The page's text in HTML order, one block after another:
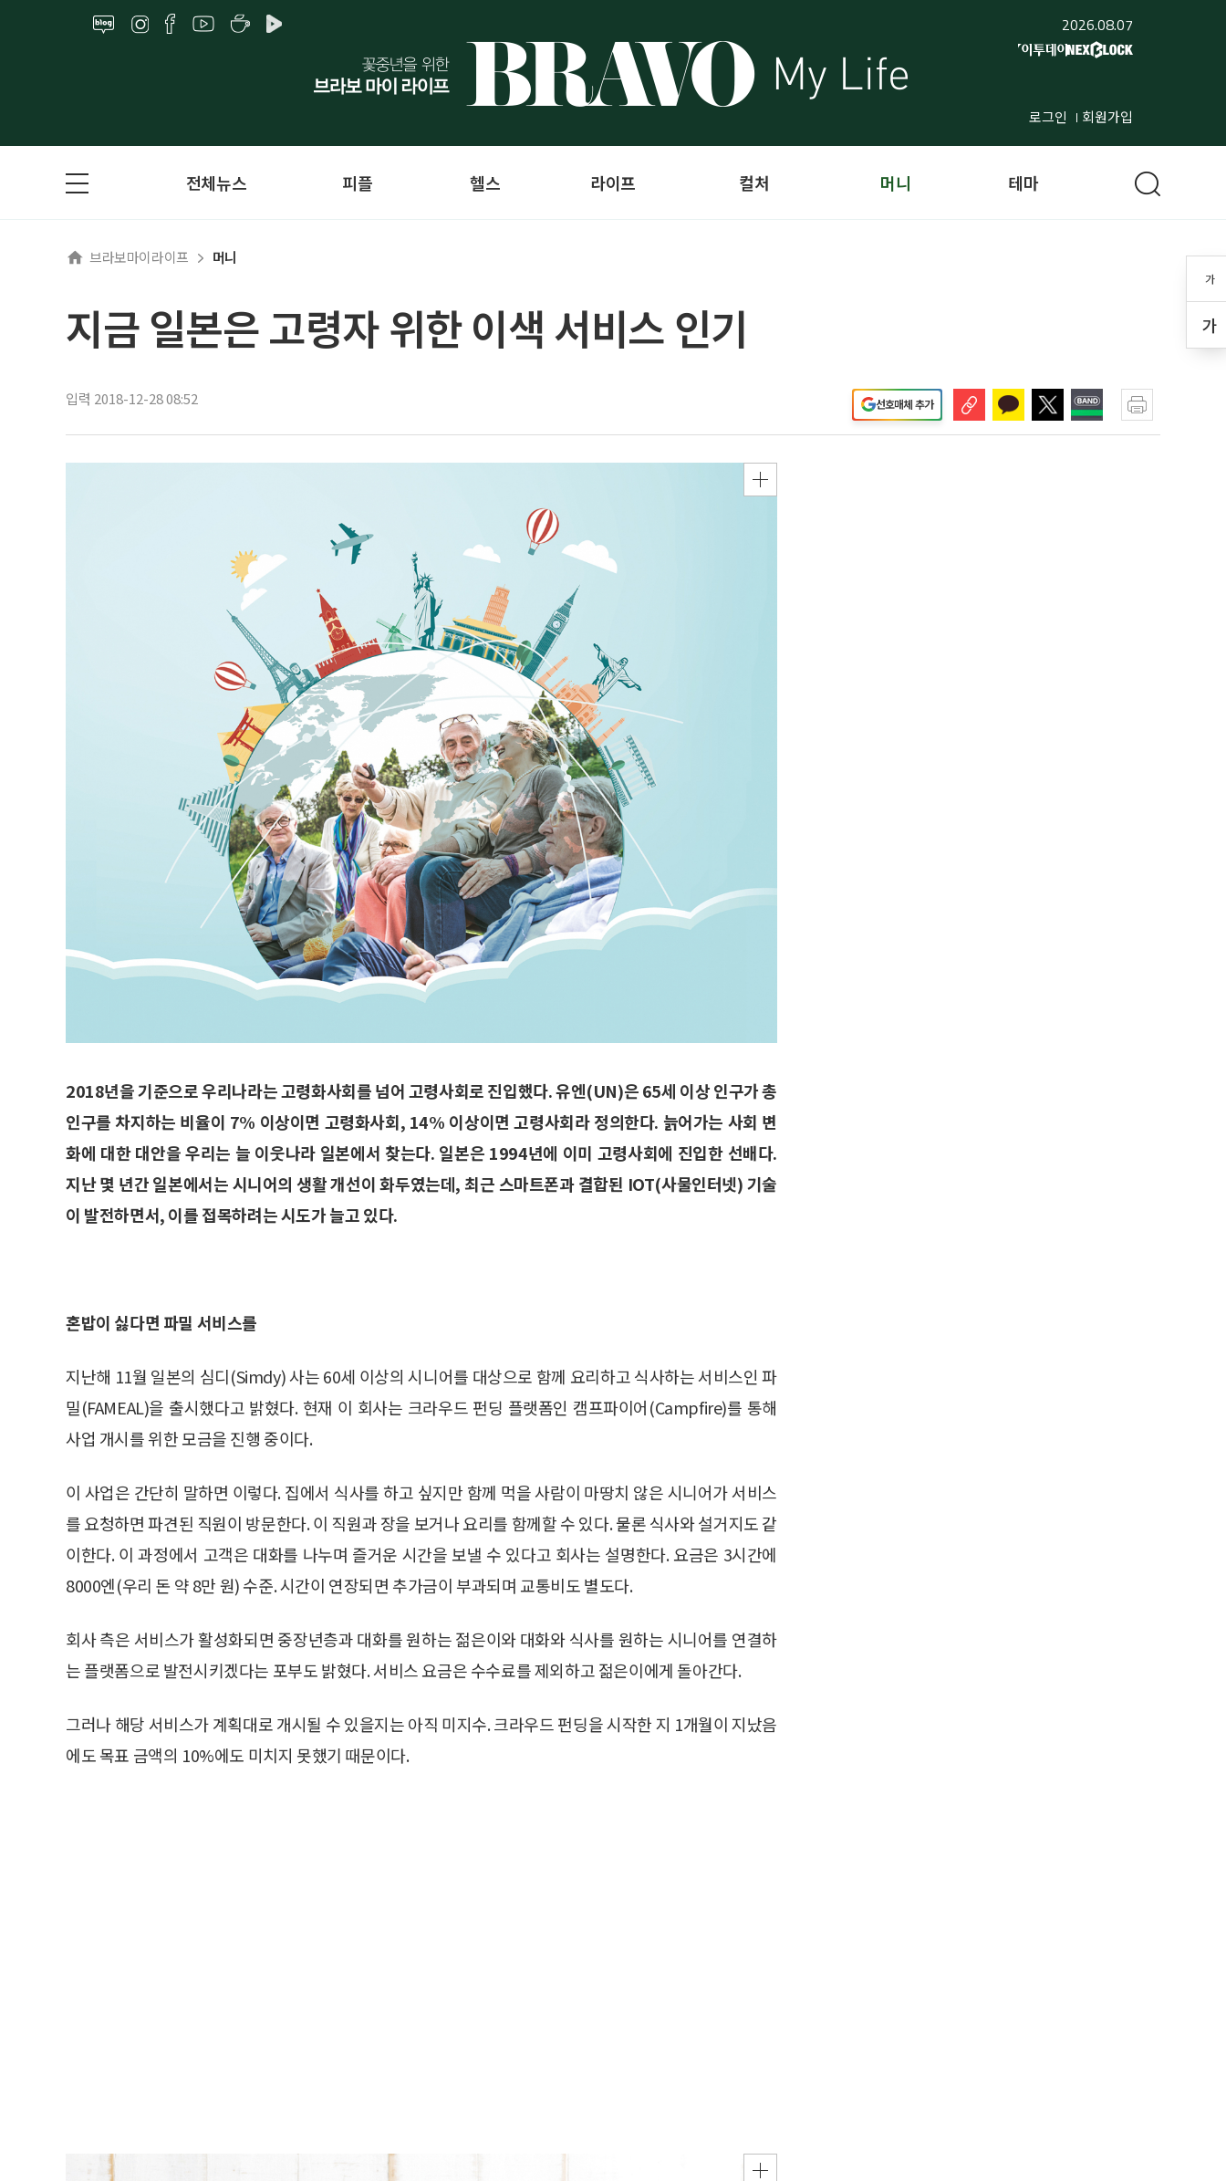
2026.08.07
로그인 회원가입
가
가
전체뉴스 피플 헬스 라이프 컬처 머니 테마
브라보마이라이프 머니
지금 일본은 고령자 위한 이색 서비스 인기
입력 2018-12-28 08:52 선호매체 추가
2018년을 기준으로 우리나라는 고령화사회를 넘어 고령사회로 진입했다. 유엔(UN)은 65세 이상 인구가 총
인구를 차지하는 비율이 7% 이상이면 고령화사회, 14% 이상이면 고령사회라 정의한다. 늙어가는 사회 변
화에 대한 대안을 우리는 늘 이웃나라 일본에서 찾는다. 일본은 1994년에 이미 고령사회에 진입한 선배다.
지난 몇 년간 일본에서는 시니어의 생활 개선이 화두였는데, 최근 스마트폰과 결합된 IOT(사물인터넷) 기술
이 발전하면서, 이를 접목하려는 시도가 늘고 있다.
혼밥이 싫다면 파밀 서비스를
지난해 11월 일본의 심디(Simdy) 사는 60세 이상의 시니어를 대상으로 함께 요리하고 식사하는 서비스인 파
밀(FAMEAL)을 출시했다고 밝혔다. 현재 이 회사는 크라우드 펀딩 플랫폼인 캠프파이어(Campfire)를 통해
사업 개시를 위한 모금을 진행 중이다.
이 사업은 간단히 말하면 이렇다. 집에서 식사를 하고 싶지만 함께 먹을 사람이 마땅치 않은 시니어가 서비스
를 요청하면 파견된 직원이 방문한다. 이 직원과 장을 보거나 요리를 함께할 수 있다. 물론 식사와 설거지도 같
이한다. 이 과정에서 고객은 대화를 나누며 즐거운 시간을 보낼 수 있다고 회사는 설명한다. 요금은 3시간에
8000엔(우리 돈 약 8만 원) 수준. 시간이 연장되면 추가금이 부과되며 교통비도 별도다.
회사 측은 서비스가 활성화되면 중장년층과 대화를 원하는 젊은이와 대화와 식사를 원하는 시니어를 연결하
는 플랫폼으로 발전시키겠다는 포부도 밝혔다. 서비스 요금은 수수료를 제외하고 젊은이에게 돌아간다.
그러나 해당 서비스가 계획대로 개시될 수 있을지는 아직 미지수. 크라우드 펀딩을 시작한 지 1개월이 지났음
에도 목표 금액의 10%에도 미치지 못했기 때문이다.